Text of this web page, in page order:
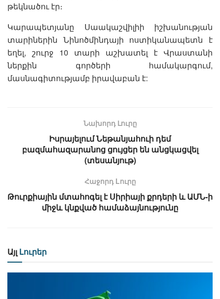
թեկնածու էր։
Կարապետյանը Սաակաշվիլիի իշխանության
տարիներին Նինոծմինդայի ոստիկանապետն է
եղել, շուրջ 10 տարի աշխատել է Վրաստանի
ներքին գործերի համակարգում,
մասնագիտությամբ իրավաբան է:
Նախորդ Լուրը
Իսրայելում Նեթանյահուի դեմ
բազմահազարանոց ցույցեր են անցկացվել
(տեսանյութ)
Հաջորդ Lուրը
Թուրքիային մտահոգել է Սիրիայի քրդերի և ԱՄՆ-ի
միջև կնքված համաձայնությունը
Այլ Լուրեր